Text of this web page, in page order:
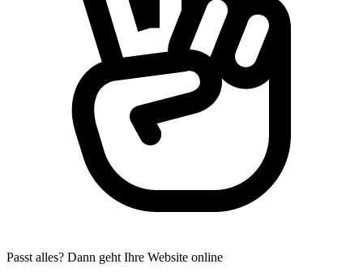
Passt alles? Dann geht Ihre Website online